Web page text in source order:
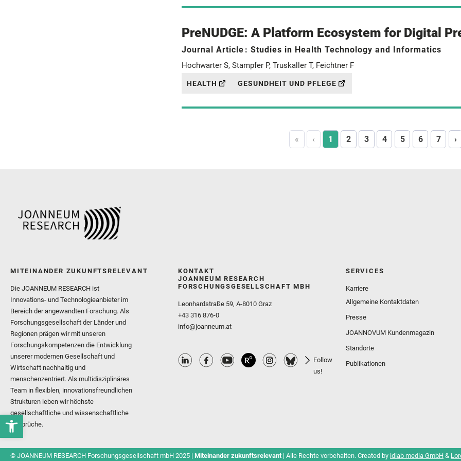
PreNUDGE: A Platform Ecosystem for Digital
Journal Article: Studies in Health Technology and Informatics
Hochwarter S, Stampfer P, Truskaller T, Feichtner F
HEALTH GESUNDHEIT UND PFLEGE
« ‹ 1 2 3 4 5 6 7 ›
MITEINANDER ZUKUNFTSRELEVANT
Die JOANNEUM RESEARCH ist
Innovations- und Technologieanbieter im
Bereich der angewandten Forschung. Als
Forschungsgesellschaft der Länder und
Regionen prägen wir mit unseren
Forschungskompetenzen die Entwicklung
unserer modernen Gesellschaft und
Wirtschaft nachhaltig und
menschenzentriert. Als multidisziplinäres
Team in flexiblen, innovationsfreundlichen
Strukturen leben wir höchste
gesellschaftliche und wissenschaftliche
Ansprüche.
KONTAKT
JOANNEUM RESEARCH
FORSCHUNGSGESELLSCHAFT MBH
Leonhardstraße 59, A-8010 Graz
+43 316 876-0
info@joanneum.at
Follow
us!
SERVICES
Karriere
Allgemeine Kontaktdaten
Presse
JOANNOVUM Kundenmagazin
Standorte
Publikationen
© JOANNEUM RESEARCH Forschungsgesellschaft mbH 2025 | Miteinander zukunftsrelevant | Alle Rechte vorbehalten. Created by idlab media GmbH &